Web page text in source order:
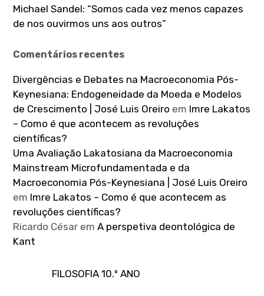
Michael Sandel: “Somos cada vez menos capazes
de nos ouvirmos uns aos outros”
Comentários recentes
Divergências e Debates na Macroeconomia Pós-
Keynesiana: Endogeneidade da Moeda e Modelos
de Crescimento | José Luis Oreiro em Imre Lakatos
– Como é que acontecem as revoluções
científicas?
Uma Avaliação Lakatosiana da Macroeconomia
Mainstream Microfundamentada e da
Macroeconomia Pós-Keynesiana | José Luis Oreiro
em Imre Lakatos – Como é que acontecem as
revoluções científicas?
Ricardo César emA perspetiva deontológica de
Kant
FILOSOFIA 10.º ANO